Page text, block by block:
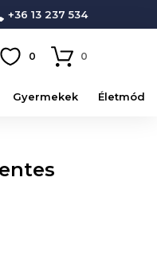
+36 13 237 534
0 0
Gyermekek Életmód